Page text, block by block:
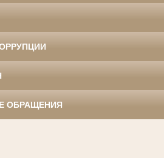
ОБРАЩЕНИЯ